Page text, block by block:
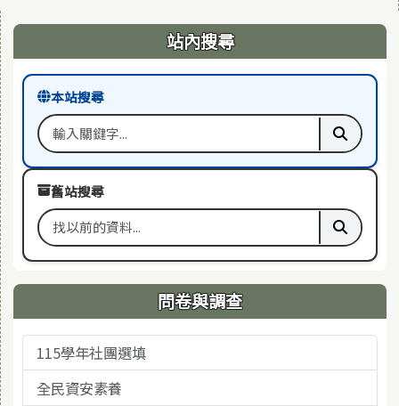
右邊區域內容 站內搜尋
本站搜尋
搜尋關鍵字 執行本
舊站搜尋
搜尋舊站關鍵字 執行舊
問卷與調查
115學年社團選填
全民資安素養